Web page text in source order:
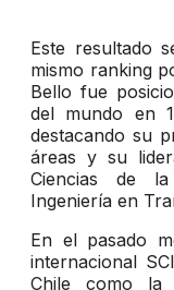
Este resultado
mismo ranking
Bello fue
del mundo en
destacando su
áreas y su
Ciencias de la
Ingeniería en
En el pasado
internacional
Chile como la